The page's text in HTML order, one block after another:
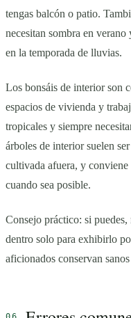
tengas balcón o patio.
necesitan sombra en
en la temporada de lluvias.
Los bonsáis de interior son
espacios de vivienda y
tropicales y siempre
árboles de interior suelen
cultivada afuera, y
cuando sea posible.
Consejo práctico: si
dentro solo para exhibirlo
aficionados conservan